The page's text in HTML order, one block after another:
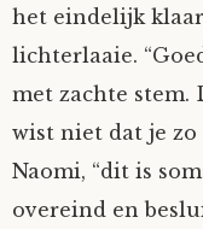
het eindelijk
lichterlaaie.
met zachte stem.
wist niet dat je zo
Naomi, “dit is
overeind en